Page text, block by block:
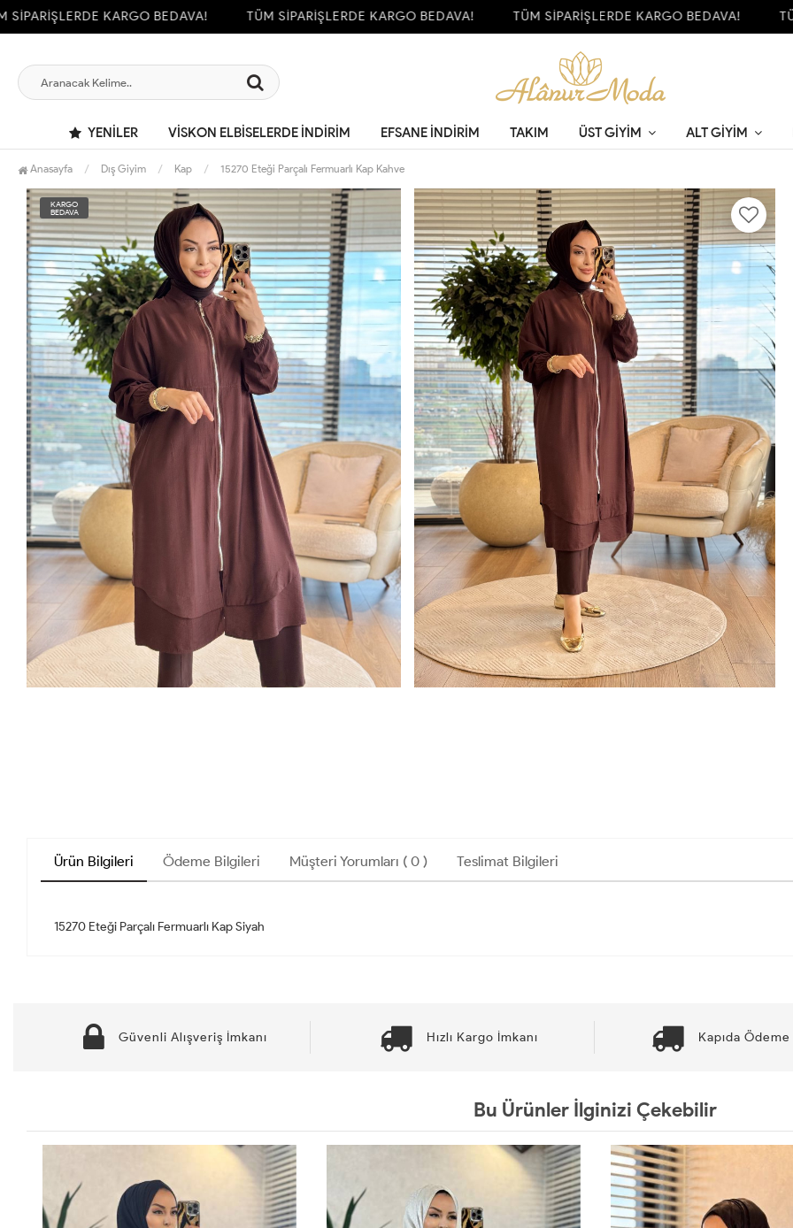
KARGO BEDAVA! TÜM SİPARİŞLERDE KARGO BEDAVA! TÜM SİPARİŞLERDE KARGO BEDAVA!
YENILER VİSKON ELBİSELERDE İNDİRİM EFSANE İNDİRİM TAKIM ÜST GIYIM ALT GIYIM
Anasayfa Dış Giyim Kap 15270 Eteği Parçalı Fermuarlı Kap Kahve
KARGO
BEDAVA
Ürün Bilgileri Ödeme Bilgileri Müşteri Yorumları ( 0 ) Teslimat Bilgileri
Güvenli Alışveriş İmkanı Hızlı Kargo İmkanı Kapıda Ödeme
Bu Ürünler İlginizi Çekebilir